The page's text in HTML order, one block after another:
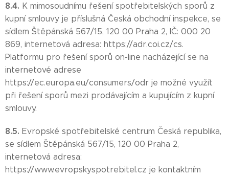
8.4. K mimosoudnímu řešení spotřebitelských sporů z
kupní smlouvy je příslušná Česká obchodní inspekce, se
sídlem Štěpánská 567/15, 120 00 Praha 2, IČ: 000 20
869, internetová adresa: https://adr.coi.cz/cs.
Platformu pro řešení sporů on-line nacházející se na
internetové adrese
https://ec.europa.eu/consumers/odr je možné využít
při řešení sporů mezi prodávajícím a kupujícím z kupní
smlouvy.
8.5. Evropské spotřebitelské centrum Česká republika,
se sídlem Štěpánská 567/15, 120 00 Praha 2,
internetová adresa:
https://www.evropskyspotrebitel.cz je kontaktním